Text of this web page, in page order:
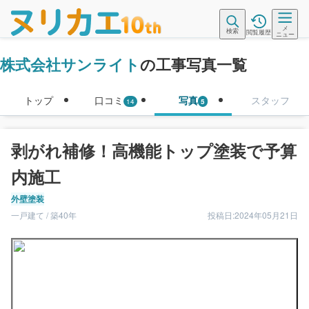
検索 閲覧履歴
メ
ニュー
株式会社サンライトの工事写真一覧
トップ 口コミ 14 写真 5 スタッフ
剥がれ補修！高機能トップ塗装で予算
内施工
外壁塗装
一戸建て / 築40年 投稿日:2024年05月21日